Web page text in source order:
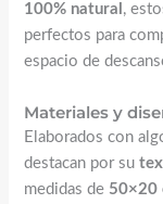
100% natural ,
perfectos para
espacio de
Materiales y
Elaborados con
destacan por su
medidas de 50×20